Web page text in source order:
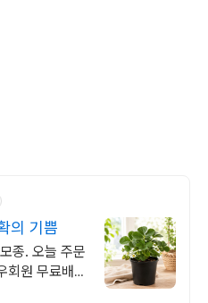
의 기쁨
종. 오늘 주문
회원 무료배송